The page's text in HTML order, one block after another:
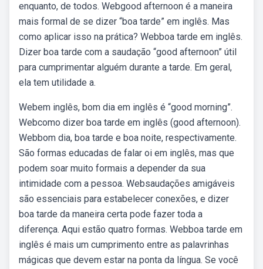
enquanto, de todos. Webgood afternoon é a maneira
mais formal de se dizer “boa tarde” em inglês. Mas
como aplicar isso na prática? Webboa tarde em inglês.
Dizer boa tarde com a saudação “good afternoon” útil
para cumprimentar alguém durante a tarde. Em geral,
ela tem utilidade a.
Webem inglês, bom dia em inglês é “good morning”.
Webcomo dizer boa tarde em inglês (good afternoon).
Webbom dia, boa tarde e boa noite, respectivamente.
São formas educadas de falar oi em inglês, mas que
podem soar muito formais a depender da sua
intimidade com a pessoa. Websaudações amigáveis
são essenciais para estabelecer conexões, e dizer
boa tarde da maneira certa pode fazer toda a
diferença. Aqui estão quatro formas. Webboa tarde em
inglês é mais um cumprimento entre as palavrinhas
mágicas que devem estar na ponta da língua. Se você